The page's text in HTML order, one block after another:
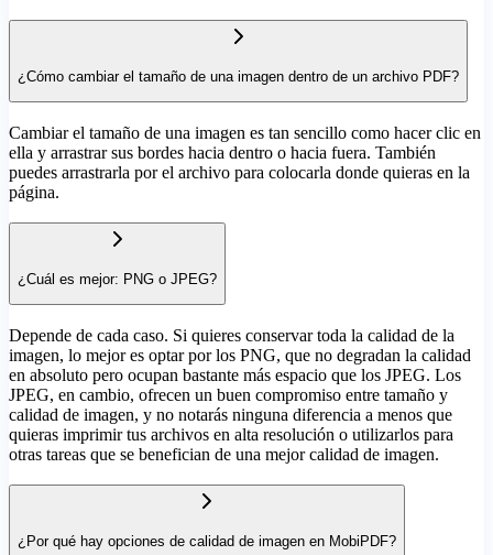
¿Cómo cambiar el tamaño de una imagen dentro de un archivo PDF?
Cambiar el tamaño de una imagen es tan sencillo como hacer clic en
ella y arrastrar sus bordes hacia dentro o hacia fuera. También
puedes arrastrarla por el archivo para colocarla donde quieras en la
página.
¿Cuál es mejor: PNG o JPEG?
Depende de cada caso. Si quieres conservar toda la calidad de la
imagen, lo mejor es optar por los PNG, que no degradan la calidad
en absoluto pero ocupan bastante más espacio que los JPEG. Los
JPEG, en cambio, ofrecen un buen compromiso entre tamaño y
calidad de imagen, y no notarás ninguna diferencia a menos que
quieras imprimir tus archivos en alta resolución o utilizarlos para
otras tareas que se benefician de una mejor calidad de imagen.
¿Por qué hay opciones de calidad de imagen en MobiPDF?